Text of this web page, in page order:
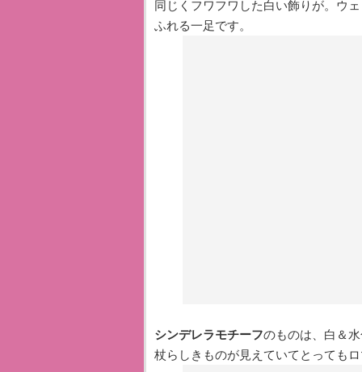
同じくフワフワした白い飾りが。ウ
ふれる一足です。
シンデレラモチーフのものは、白＆
杖らしきものが見えていてとっても